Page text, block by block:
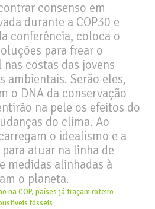
consenso em
durante a COP30 e
conferência, coloca o
para frear o
costas das jovens
ambientais. Serão eles,
o DNA da conservação
na pele os efeitos do
do clima. Ao
o idealismo e a
atuar na linha de
medidas alinhadas à
o planeta.
na COP, países já traçam roteiro
fósseis